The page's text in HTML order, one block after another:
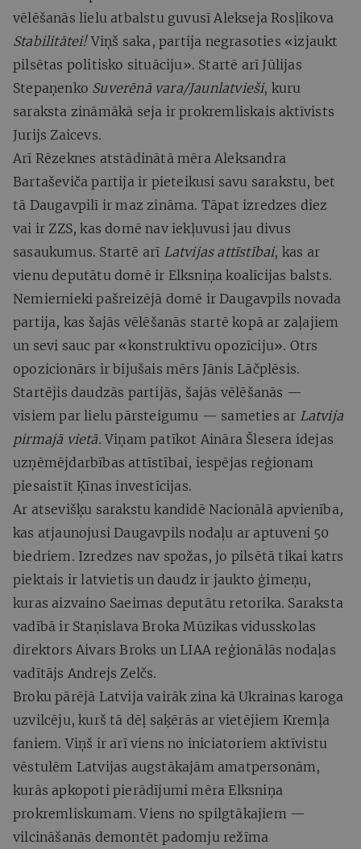
vēlēšanās lielu atbalstu guvusī Alekseja Rosļikova
Stabilitātei! Viņš saka, partija negrasoties «izjaukt
pilsētas politisko situāciju». Startē arī Jūlijas
Stepaņenko Suverēnā vara/Jaunlatvieši, kuru
saraksta zināmākā seja ir prokremliskais aktīvists
Jurijs Zaicevs.
Arī Rēzeknes atstādinātā mēra Aleksandra
Bartaševiča partija ir pieteikusi savu sarakstu, bet
tā Daugavpilī ir maz zināma. Tāpat izredzes diez
vai ir ZZS, kas domē nav iekļuvusi jau divus
sasaukumus. Startē arī Latvijas attīstībai, kas ar
vienu deputātu domē ir Elksniņa koalīcijas balsts.
Nemiernieki pašreizējā domē ir Daugavpils novada
partija, kas šajās vēlēšanās startē kopā ar zaļajiem
un sevi sauc par «konstruktīvu opozīciju». Otrs
opozicionārs ir bijušais mērs Jānis Lāčplēsis.
Startējis daudzās partijās, šajās vēlēšanās —
visiem par lielu pārsteigumu — sameties ar Latvija
pirmajā vietā. Viņam patīkot Aināra Šlesera idejas
uzņēmējdarbības attīstībai, iespējas reģionam
piesaistīt Ķīnas investīcijas.
Ar atsevišķu sarakstu kandidē Nacionālā apvienība,
kas atjaunojusi Daugavpils nodaļu ar aptuveni 50
biedriem. Izredzes nav spožas, jo pilsētā tikai katrs
piektais ir latvietis un daudz ir jaukto ģimeņu,
kuras aizvaino Saeimas deputātu retorika. Saraksta
vadībā ir Staņislava Broka Mūzikas vidusskolas
direktors Aivars Broks un LIAA reģionālās nodaļas
vadītājs Andrejs Zelčs.
Broku pārējā Latvija vairāk zina kā Ukrainas karoga
uzvilcēju, kurš tā dēļ saķērās ar vietējiem Kremļa
faniem. Viņš ir arī viens no iniciatoriem aktīvistu
vēstulēm Latvijas augstākajām amatpersonām,
kurās apkopoti pierādījumi mēra Elksniņa
prokremliskumam. Viens no spilgtākajiem —
vilcināšanās demontēt padomju režīma